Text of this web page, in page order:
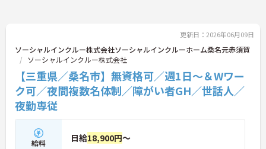
・広域支援員として複数のホームを巡るため、各ホ
ームのパートスタッフの教育やサポートにも携わる
ことができ、現場の介助業務にとどまらず、施設運
営や人材育成の視点を養うことで、将来のエリアマ
ネージャー候補としてのステップアップに直結しま
す。
・定年70歳、再雇用75歳までという業界屈指の制度
があり、20代から60代まで幅広い年代が活躍してい
ます。年間休日も114日確保されているため、無理
なく長期的なキャリアを築いていただけます。
・全施設がバリアフリー設計かつ最新設備を備えて
更新日：2026年06月09日
ソーシャルインクルー株式会社ソーシャルインクルーホーム桑名元赤須賀
ソーシャルインクルー株式会社
【三重県／桑名市】無資格可／週1日～＆Wワー
ク可／夜間複数名体制／障がい者GH／世話人／
夜勤専従
給料 日給18,900円～